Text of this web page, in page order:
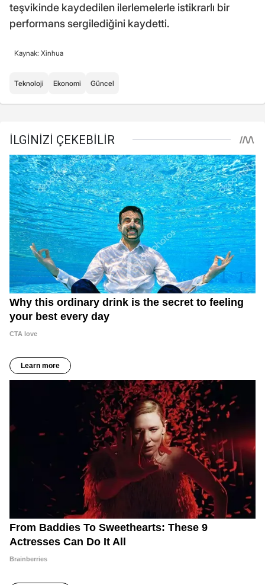
teşvikinde kaydedilen ilerlemelerle istikrarlı bir
performans sergilediğini kaydetti.
Kaynak: Xinhua
Teknoloji Ekonomi Güncel